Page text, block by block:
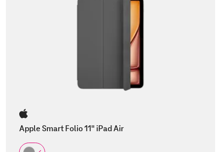
Apple Smart Folio 11" iPad Air